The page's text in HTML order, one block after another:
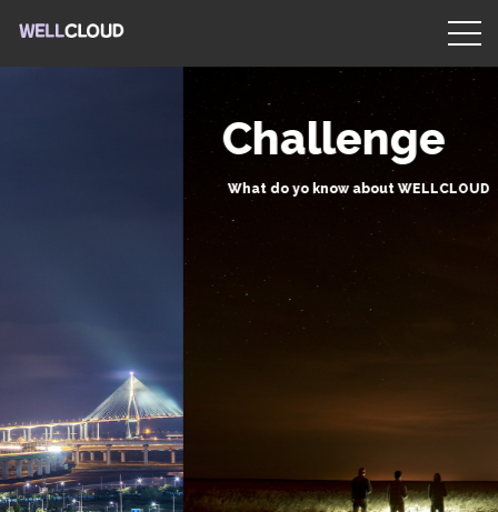
What do yo know about WELLCLOUD
Challenge